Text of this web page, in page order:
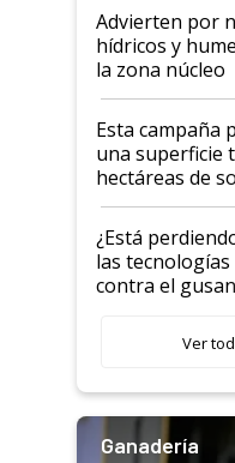
Advierten por
hídricos y
la zona núcleo
Esta campaña
una superficie
hectáreas de
con una
variedades
salto
rendimiento
¿Está
las tecnologías
contra el
Ver
Ganadería